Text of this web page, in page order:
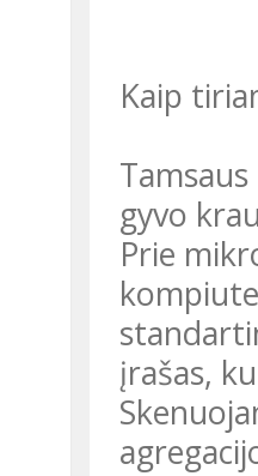
Kaip
gyvo
Prie
įrašas,